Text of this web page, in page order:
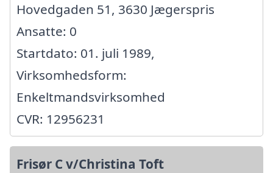
Hovedgaden 51, 3630 Jægerspris
Ansatte: 0
Startdato: 01. juli 1989,
Virksomhedsform:
Enkeltmandsvirksomhed
CVR: 12956231
Frisør C v/Christina Toft